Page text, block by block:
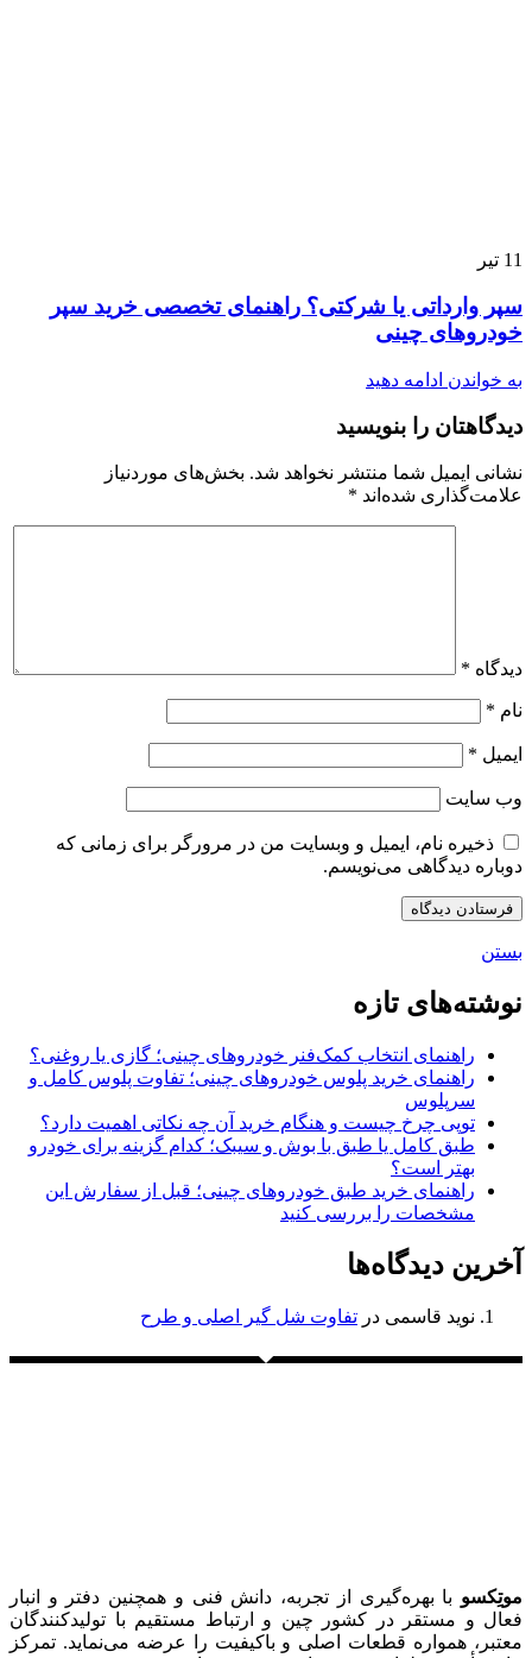
11 تیر
سپر وارداتی یا شرکتی؟ راهنمای تخصصی خرید سپر
خودروهای چینی
به خواندن ادامه دهید
دیدگاهتان را بنویسید
نشانی ایمیل شما منتشر نخواهد شد. بخش‌های موردنیاز
علامت‌گذاری شده‌اند *
دیدگاه *
نام *
ایمیل *
وب‌ سایت
ذخیره نام، ایمیل و وبسایت من در مرورگر برای زمانی که
دوباره دیدگاهی می‌نویسم.
بستن
نوشته‌های تازه
راهنمای انتخاب کمک‌فنر خودروهای چینی؛ گازی یا روغنی؟
راهنمای خرید پلوس خودروهای چینی؛ تفاوت پلوس کامل و
سرپلوس
توپی چرخ چیست و هنگام خرید آن چه نکاتی اهمیت دارد؟
طبق کامل یا طبق با بوش و سیبک؛ کدام گزینه برای خودرو
بهتر است؟
راهنمای خرید طبق خودروهای چینی؛ قبل از سفارش این
مشخصات را بررسی کنید
آخرین دیدگاه‌ها
نوید قاسمی در تفاوت شل گیر اصلی و طرح
موتِکسو با بهره‌گیری از تجربه، دانش فنی و همچنین دفتر و انبار
فعال و مستقر در کشور چین و ارتباط مستقیم با تولیدکنندگان
معتبر، همواره قطعات اصلی و باکیفیت را عرضه می‌نماید. تمرکز